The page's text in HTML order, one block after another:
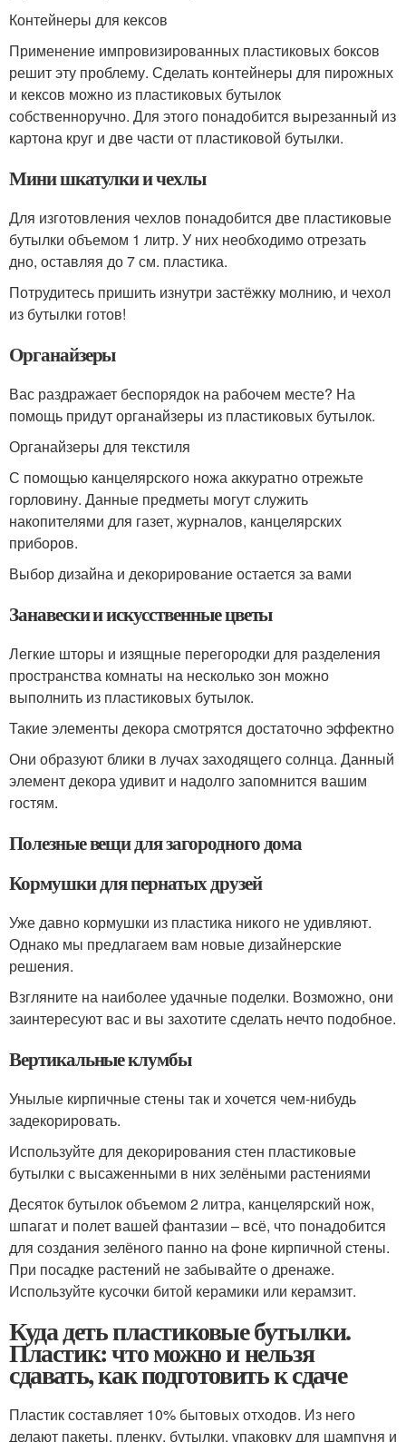
Контейнеры для кексов
Применение импровизированных пластиковых боксов
решит эту проблему. Сделать контейнеры для пирожных
и кексов можно из пластиковых бутылок
собственноручно. Для этого понадобится вырезанный из
картона круг и две части от пластиковой бутылки.
Мини шкатулки и чехлы
Для изготовления чехлов понадобится две пластиковые
бутылки объемом 1 литр. У них необходимо отрезать
дно, оставляя до 7 см. пластика.
Потрудитесь пришить изнутри застёжку молнию, и чехол
из бутылки готов!
Органайзеры
Вас раздражает беспорядок на рабочем месте? На
помощь придут органайзеры из пластиковых бутылок.
Органайзеры для текстиля
С помощью канцелярского ножа аккуратно отрежьте
горловину. Данные предметы могут служить
накопителями для газет, журналов, канцелярских
приборов.
Выбор дизайна и декорирование остается за вами
Занавески и искусственные цветы
Легкие шторы и изящные перегородки для разделения
пространства комнаты на несколько зон можно
выполнить из пластиковых бутылок.
Такие элементы декора смотрятся достаточно эффектно
Они образуют блики в лучах заходящего солнца. Данный
элемент декора удивит и надолго запомнится вашим
гостям.
Полезные вещи для загородного дома
Кормушки для пернатых друзей
Уже давно кормушки из пластика никого не удивляют.
Однако мы предлагаем вам новые дизайнерские
решения.
Взгляните на наиболее удачные поделки. Возможно, они
заинтересуют вас и вы захотите сделать нечто подобное.
Вертикальные клумбы
Унылые кирпичные стены так и хочется чем-нибудь
задекорировать.
Используйте для декорирования стен пластиковые
бутылки с высаженными в них зелёными растениями
Десяток бутылок объемом 2 литра, канцелярский нож,
шпагат и полет вашей фантазии – всё, что понадобится
для создания зелёного панно на фоне кирпичной стены.
При посадке растений не забывайте о дренаже.
Используйте кусочки битой керамики или керамзит.
Куда деть пластиковые бутылки.
Пластик: что можно и нельзя
сдавать, как подготовить к сдаче
Пластик составляет 10% бытовых отходов. Из него
делают пакеты, пленку, бутылки, упаковку для шампуня и